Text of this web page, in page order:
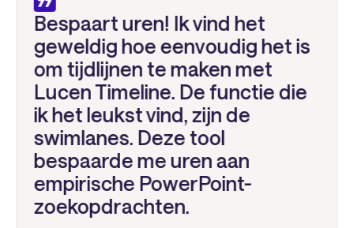
Bespaart uren! Ik vind het
geweldig hoe eenvoudig het is
om tijdlijnen te maken met
Lucen Timeline. De functie die
ik het leukst vind, zijn de
swimlanes. Deze tool
bespaarde me uren aan
empirische PowerPoint-
zoekopdrachten.